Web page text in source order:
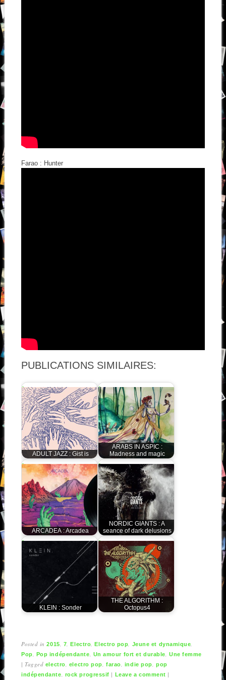
Farao : Hunter
PUBLICATIONS SIMILAIRES:
ADULT JAZZ : Gist is
ARABS IN ASPIC :
Madness and magic
ARCADEA : Arcadea
NORDIC GIANTS : A
seance of dark delusions
KLEIN : Sonder
THE ALGORITHM :
Octopus4
Posted in2015, 7,Electro,Electro pop, Jeune et dynamique,
Pop, Pop indépendante, Un amour fort et durable, Une femme
|Tagged electro, electro pop,farao, indie pop, pop
indépendante, rock progressif | Leave a comment |